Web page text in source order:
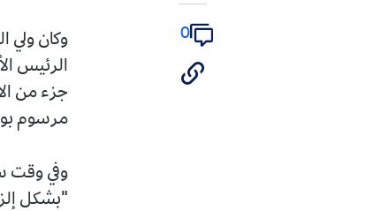
وكان ولي
الرئيس
جزء من
مرسوم
وفي وقت
"بشكل
0